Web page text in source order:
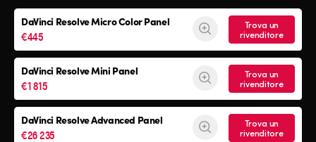
DaVinci ResolveMicro Color Panel
€445
Trova un
rivenditore
DaVinci ResolveMini Panel
€1 815
Trova un
rivenditore
DaVinci Resolve Advanced Panel
€26 235
Trova un
rivenditore